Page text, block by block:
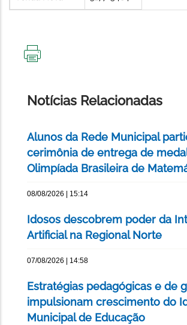
Notícias Relacionadas
Alunos da Rede Municipal
cerimônia de entrega de
Olimpíada Brasileira de
08/08/2026 | 15:14
Idosos descobrem poder da
Artificial na Regional Norte
07/08/2026 | 14:58
Estratégias pedagógicas e de
impulsionam crescimento do
Municipal de Educação